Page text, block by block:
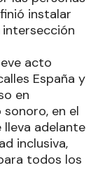
instalar
acto
España y
en
en el
adelante
inclusiva,
todos los